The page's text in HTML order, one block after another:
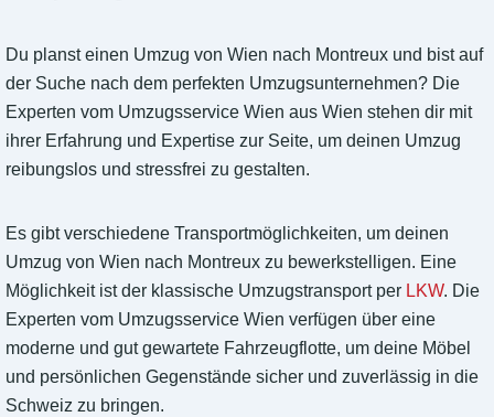
Du planst einen Umzug von Wien nach Montreux und bist auf
der Suche nach dem perfekten Umzugsunternehmen? Die
Experten vom Umzugsservice Wien aus Wien stehen dir mit
ihrer Erfahrung und Expertise zur Seite, um deinen Umzug
reibungslos und stressfrei zu gestalten.
Es gibt verschiedene Transportmöglichkeiten, um deinen
Umzug von Wien nach Montreux zu bewerkstelligen. Eine
Möglichkeit ist der klassische Umzugstransport per LKW. Die
Experten vom Umzugsservice Wien verfügen über eine
moderne und gut gewartete Fahrzeugflotte, um deine Möbel
und persönlichen Gegenstände sicher und zuverlässig in die
Schweiz zu bringen.